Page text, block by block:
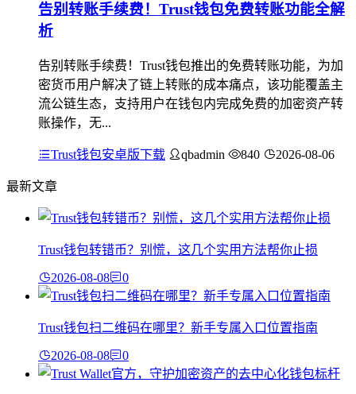
告别转账手续费！Trust钱包免费转账功能全解
析
告别转账手续费！Trust钱包推出的免费转账功能，为加
密货币用户解决了链上转账的成本痛点，该功能覆盖主
流公链生态，支持用户在钱包内完成免费的加密资产转
账操作，无...
Trust钱包安卓版下载 qbadmin 840 2026-08-06
最新文章
Trust钱包转错币？别慌，这几个实用方法帮你止损
2026-08-08 0
Trust钱包扫二维码在哪里？新手专属入口位置指南
2026-08-08 0